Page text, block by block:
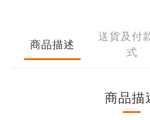
商品描述
送貨及付
式
商品描